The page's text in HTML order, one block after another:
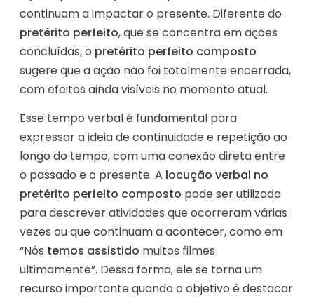
continuam a impactar o presente. Diferente do
pretérito perfeito, que se concentra em ações
concluídas, o pretérito perfeito composto
sugere que a ação não foi totalmente encerrada,
com efeitos ainda visíveis no momento atual.
Esse tempo verbal é fundamental para
expressar a ideia de continuidade e repetição ao
longo do tempo, com uma conexão direta entre
o passado e o presente. A locução verbal no
pretérito perfeito composto pode ser utilizada
para descrever atividades que ocorreram várias
vezes ou que continuam a acontecer, como em
“Nós temos assistido muitos filmes
ultimamente”. Dessa forma, ele se torna um
recurso importante quando o objetivo é destacar